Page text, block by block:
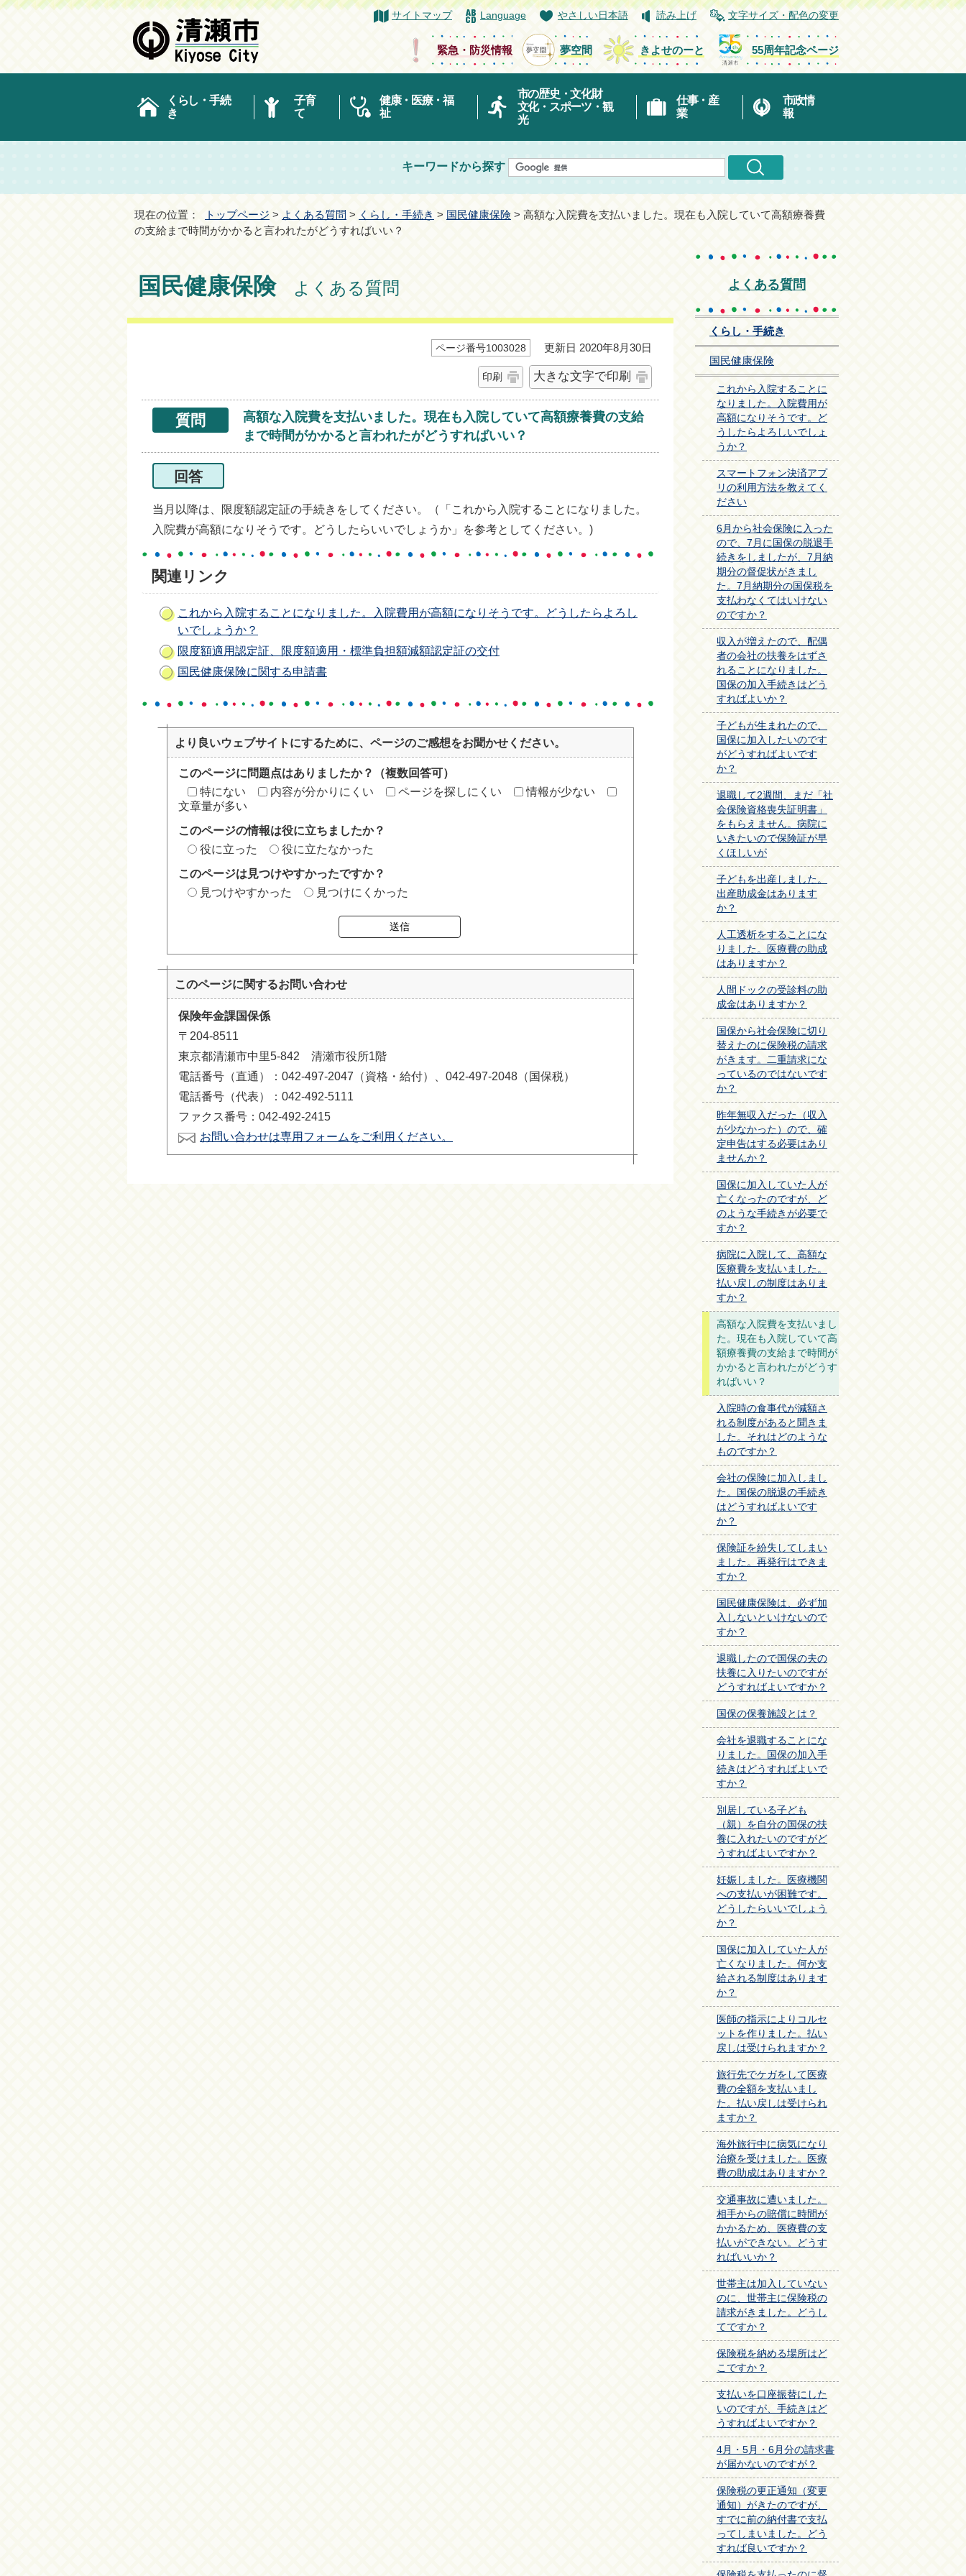
サイトマップ Language やさしい日本語 読み上げ 文字サイズ・配色の変更
緊急・防災情報 夢空間 きよせのーと 55周年記念ページ
くらし・手続
き
子育
て
健康・医療・福
祉
市の歴史・文化財
文化・スポーツ・観
光
仕事・産
業
市政情
報
キーワードから探す
現在の位置： トップページ > よくある質問 > くらし・手続き > 国民健康保険 > 高額な入院費を支払いました。現在も入院していて高額療養費
の支給まで時間がかかると言われたがどうすればいい？
国民健康保険よくある質問
ページ番号1003028 更新日 2020年8月30日
印刷 大きな文字で印刷
質問
高額な入院費を支払いました。現在も入院していて高額療養費の支給
まで時間がかかると言われたがどうすればいい？
回答
当月以降は、限度額認定証の手続きをしてください。（「これから入院することになりました。
入院費が高額になりそうです。どうしたらいいでしょうか」を参考としてください。)
関連リンク
これから入院することになりました。入院費用が高額になりそうです。どうしたらよろし
いでしょうか？
限度額適用認定証、限度額適用・標準負担額減額認定証の交付
国民健康保険に関する申請書
より良いウェブサイトにするために、ページのご感想をお聞かせください。
このページに問題点はありましたか？（複数回答可）
特にない
内容が分かりにくい ページを探しにくい
情報が少ない
文章量が多い
このページの情報は役に立ちましたか？
役に立った
役に立たなかった
このページは見つけやすかったですか？
見つけやすかった
見つけにくかった
送信
このページに関するお問い合わせ
保険年金課国保係
〒204-8511
東京都清瀬市中里5-842 清瀬市役所1階
電話番号（直通）：042-497-2047（資格・給付）、042-497-2048（国保税）
電話番号（代表）：042-492-5111
ファクス番号：042-492-2415
お問い合わせは専用フォームをご利用ください。
よくある質問
くらし・手続き
国民健康保険
これから入院することに
なりました。入院費用が
高額になりそうです。ど
うしたらよろしいでしょ
うか？
スマートフォン決済アプ
リの利用方法を教えてく
ださい
6月から社会保険に入った
ので、7月に国保の脱退手
続きをしましたが、7月納
期分の督促状がきまし
た。7月納期分の国保税を
支払わなくてはいけない
のですか？
収入が増えたので、配偶
者の会社の扶養をはずさ
れることになりました。
国保の加入手続きはどう
すればよいか？
子どもが生まれたので、
国保に加入したいのです
がどうすればよいです
か？
退職して2週間、まだ「社
会保険資格喪失証明書」
をもらえません。病院に
いきたいので保険証が早
くほしいが
子どもを出産しました。
出産助成金はあります
か？
人工透析をすることにな
りました。医療費の助成
はありますか？
人間ドックの受診料の助
成金はありますか？
国保から社会保険に切り
替えたのに保険税の請求
がきます。二重請求にな
っているのではないです
か？
昨年無収入だった（収入
が少なかった）ので、確
定申告はする必要はあり
ませんか？
国保に加入していた人が
亡くなったのですが、ど
のような手続きが必要で
すか？
病院に入院して、高額な
医療費を支払いました。
払い戻しの制度はありま
すか？
高額な入院費を支払いまし
た。現在も入院していて高
額療養費の支給まで時間が
かかると言われたがどうす
ればいい？
入院時の食事代が減額さ
れる制度があると聞きま
した。それはどのような
ものですか？
会社の保険に加入しまし
た。国保の脱退の手続き
はどうすればよいです
か？
保険証を紛失してしまい
ました。再発行はできま
すか？
国民健康保険は、必ず加
入しないといけないので
すか？
退職したので国保の夫の
扶養に入りたいのですが
どうすればよいですか？
国保の保養施設とは？
会社を退職することにな
りました。国保の加入手
続きはどうすればよいで
すか？
別居している子ども
（親）を自分の国保の扶
養に入れたいのですがど
うすればよいですか？
妊娠しました。医療機関
への支払いが困難です。
どうしたらいいでしょう
か？
国保に加入していた人が
亡くなりました。何か支
給される制度はあります
か？
医師の指示によりコルセ
ットを作りました。払い
戻しは受けられますか？
旅行先でケガをして医療
費の全額を支払いまし
た。払い戻しは受けられ
ますか？
海外旅行中に病気になり
治療を受けました。医療
費の助成はありますか？
交通事故に遭いました。
相手からの賠償に時間が
かかるため、医療費の支
払いができない。どうす
ればいいか？
世帯主は加入していない
のに、世帯主に保険税の
請求がきました。どうし
てですか？
保険税を納める場所はど
こですか？
支払いを口座振替にした
いのですが、手続きはど
うすればよいですか？
4月・5月・6月分の請求書
が届かないのですが？
保険税の更正通知（変更
通知）がきたのですが、
すでに前の納付書で支払
ってしまいました。どう
すれば良いですか？